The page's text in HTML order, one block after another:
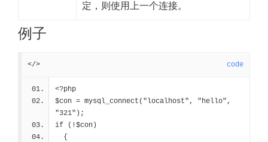
定，则使用上一个连接。
例子
</> code
<?php
$con = mysql_connect("localhost", "hello",
"321");
if (!$con)
  {